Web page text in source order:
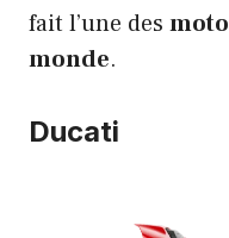
fait l’une des
monde.
Ducati